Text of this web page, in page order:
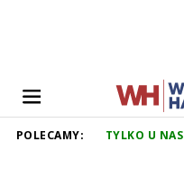
POLECAMY: TYLKO U NAS